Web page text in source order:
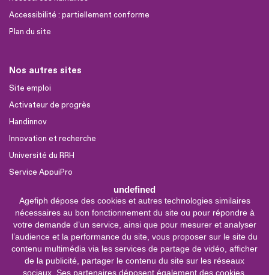
undefined
Agefiph dépose des cookies et autres technologies similaires
nécessaires au bon fonctionnement du site ou pour répondre à
votre demande d’un service, ainsi que pour mesurer et analyser
l’audience et la performance du site, vous proposer sur le site du
contenu multimédia via les services de partage de vidéo, afficher
de la publicité, partager le contenu du site sur les réseaux
sociaux. Ses partenaires déposent également des cookies.
Accessibilité : partiellement conforme
Plan du site
Nos autres sites
Site emploi
Activateur de progrès
Handinnov
Innovation et recherche
Université du RRH
Service AppuiPro
Nous suivre
Youtube
Linkedin
Facebook